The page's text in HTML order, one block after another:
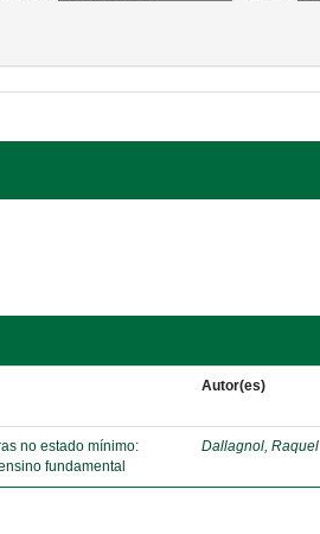
Autor(es)
no estado mínimo:
fundamental
Dallagnol, Raquel